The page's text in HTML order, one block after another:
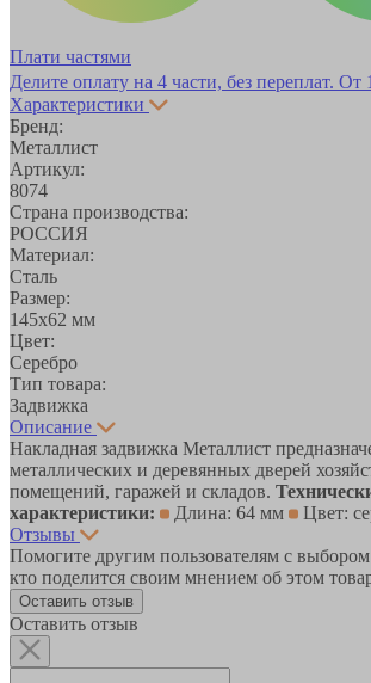
Плати частями
Делите оплату на 4 части, без переплат. От
Характеристики
Бренд:
Металлист
Артикул:
8074
Страна производства:
РОССИЯ
Материал:
Сталь
Размер:
145х62 мм
Цвет:
Серебро
Тип товара:
Задвижка
Описание
Накладная задвижка Металлист
металлических и деревянных дверей
помещений, гаражей и складов.
характеристики:
Длина: 64 мм
Цвет:
Отзывы
Помогите другим пользователям с
кто поделится своим мнением об этом
Оставить отзыв
Оставить отзыв